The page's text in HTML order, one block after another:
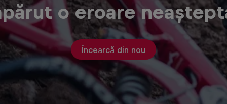
o eroare
Încearcă din nou